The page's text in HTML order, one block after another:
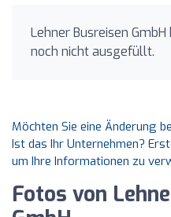
Lehner Busreisen
noch nicht ausgefüllt.
Möchten Sie eine Änderung
Ist das Ihr Unternehmen?
um Ihre Informationen zu
Fotos von